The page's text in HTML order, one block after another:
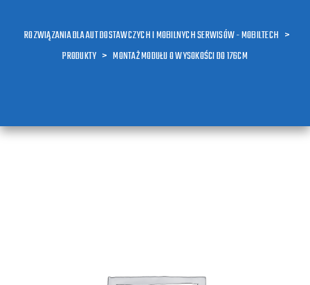
ROZWIĄZANIA DLA AUT DOSTAWCZYCH I MOBILNYCH SERWISÓW - MOBILTECH >
PRODUKTY > MONTAŻ MODUŁU O WYSOKOŚCI DO 176CM